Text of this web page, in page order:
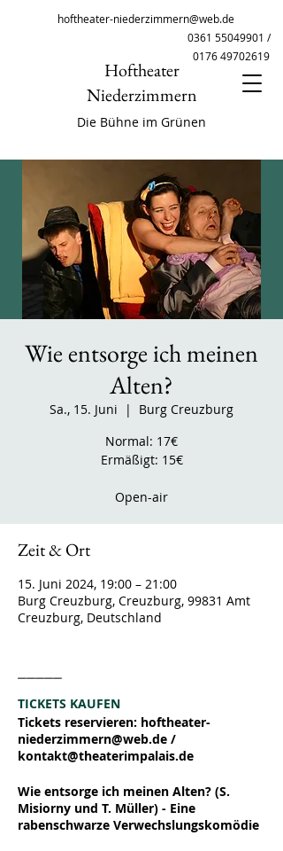
hoftheater-niederzimmern@web.de
Hoftheater
Niederzimmern
0361 55049901 /
0176 49702619
Die Bühne im Grünen
Wie entsorge ich meinen
Alten?
Sa., 15. Juni
  |
Burg Creuzburg
Normal: 17€
Ermäßigt: 15€
Open-air
Zeit & Ort
15. Juni 2024, 19:00 – 21:00
Burg Creuzburg, Creuzburg, 99831 Amt
Creuzburg, Deutschland
TICKETS KAUFEN
Tickets reservieren: hoftheater-
niederzimmern@web.de /
kontakt@theaterimpalais.de
Wie entsorge ich meinen Alten? (S.
Misiorny und T. Müller) - Eine
rabenschwarze Verwechslungskomödie